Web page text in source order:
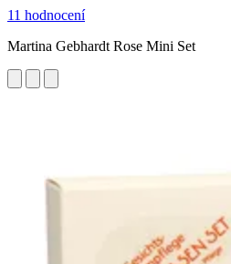
11 hodnocení
Martina Gebhardt Rose Mini Set